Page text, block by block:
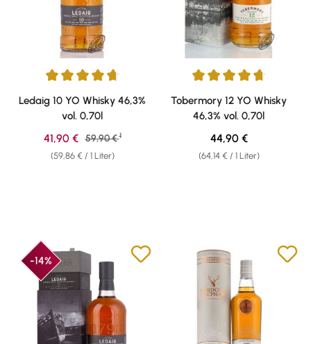
Durchschnittliche Bewertung von 4.78 von 5 Sternen
Ledaig 10 YO Whisky 46,3%
vol. 0,70l
(59,86 € / 1 Liter)
Verkaufspreis:
41,90 € Regulärer Preis:
59,90 € 1
Durchschnittliche Bewertung
Tobermory 12 YO Whisky
46,3% vol. 0,70l
(64,14 € / 1 Liter)
Regulärer Preis:
44,90 €
-14%